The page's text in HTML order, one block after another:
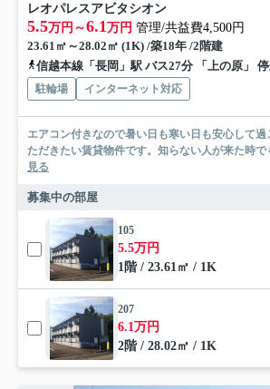
レオパレスアビタシオン
5.5万円～6.1 万円 管理/共益費4,500円
23.61㎡～28.02㎡ (1K) /築18年 /2階建
信越本線「長岡」駅 バス27分 「上の原」
駐輪場 インターネット対応
エアコン付きなので暑い日も寒い日も安心して
ただきたい賃貸物件です。知らない人が来た時で
見る
募集中の部屋
105
5.5万円
1階 / 23.61㎡ / 1K
207
6.1万円
2階 / 28.02㎡ / 1K